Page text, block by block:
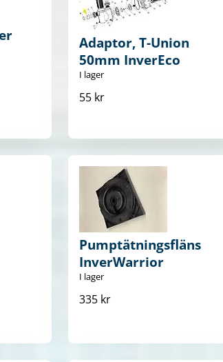
Adaptor, T-Union
50mm InverEco
I lager
55 kr
Pumptätningsfläns
InverWarrior
I lager
335 kr